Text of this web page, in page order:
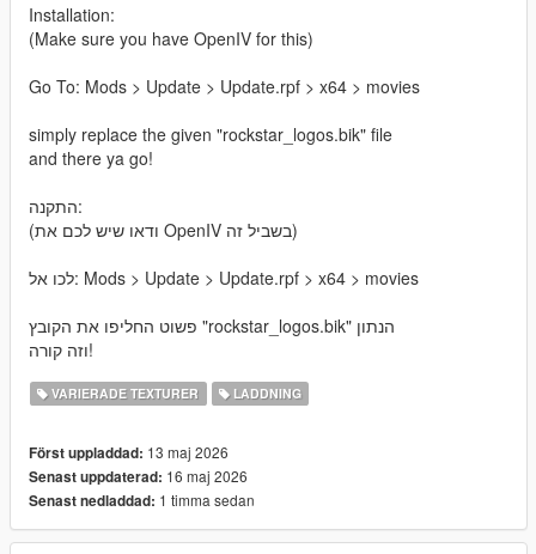
Installation:
(Make sure you have OpenIV for this)
Go To: Mods > Update > Update.rpf > x64 > movies
simply replace the given "rockstar_logos.bik" file
and there ya go!
התקנה:
(ודאו שיש לכם את OpenIV בשביל זה)
לכו אל: Mods > Update > Update.rpf > x64 > movies
פשוט החליפו את הקובץ "rockstar_logos.bik" הנתון
וזה קורה!
VARIERADE TEXTURER LADDNING
Först uppladdad: 13 maj 2026
Senast uppdaterad: 16 maj 2026
Senast nedladdad: 1 timma sedan